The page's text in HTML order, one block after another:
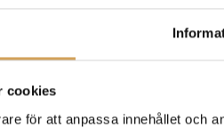
cookies
för att anpassa innehållet och